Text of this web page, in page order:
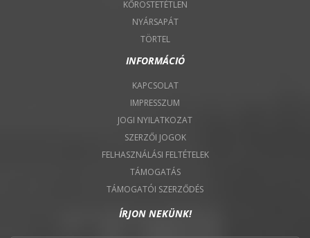
KŐRÖSTETÉTLEN
NYÁRSAPÁT
TÖRTEL
INFORMÁCIÓ
KAPCSOLAT
IMPRESSZUM
JOGI NYILATKOZAT
SZERZŐI JOGOK
FELHASZNÁLÁSI FELTÉTELEK
TÁMOGATÁS
TÁMOGATÓI SZERZŐDÉS
ÍRJON NEKÜNK!